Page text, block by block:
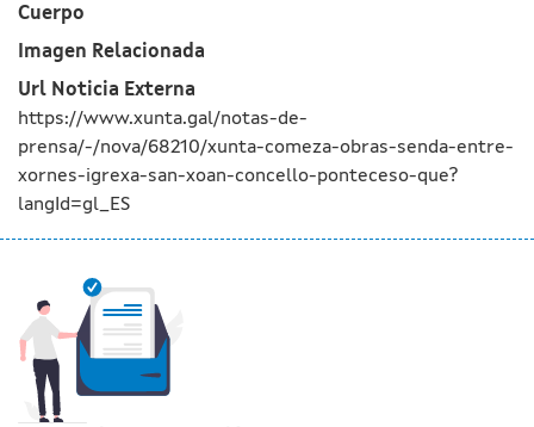
Cuerpo
Imagen Relacionada
Url Noticia Externa
https://www.xunta.gal/notas-de-
prensa/-/nova/68210/xunta-comeza-obras-senda-entre-
xornes-igrexa-san-xoan-concello-ponteceso-que?
langId=gl_ES